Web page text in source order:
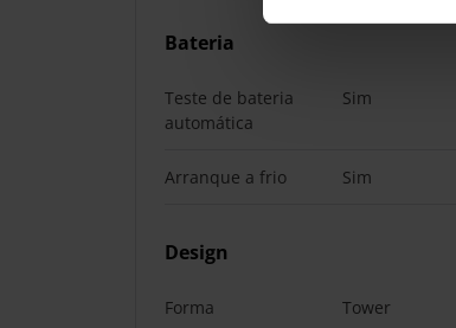
Bateria
Teste de bateria
automática
Sim
Arranque a frio Sim
Design
Forma Tower